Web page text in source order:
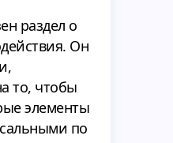
раздел о
Он
то, чтобы
элементы
по